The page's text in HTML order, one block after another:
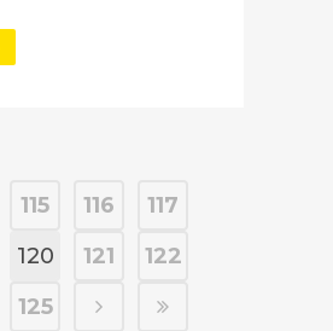
115 116
117
120 121
122
125